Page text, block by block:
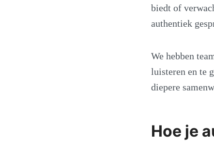
biedt of
authentiek
We hebben
luisteren en te
diepere
Hoe je